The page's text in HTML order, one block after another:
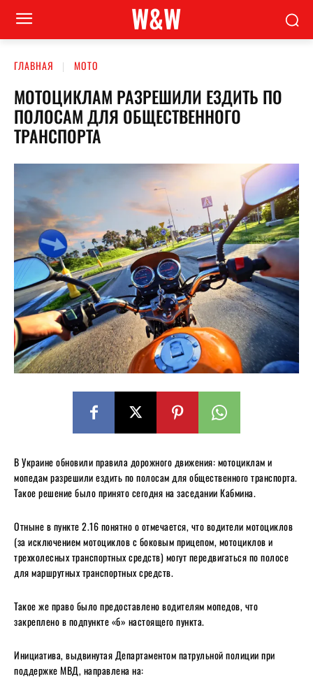
W&W
ГЛАВНАЯ МОТО
МОТОЦИКЛАМ РАЗРЕШИЛИ ЕЗДИТЬ ПО
ПОЛОСАМ ДЛЯ ОБЩЕСТВЕННОГО
ТРАНСПОРТА
В Украине обновили правила дорожного движения: мотоциклам и
мопедам разрешили ездить по полосам для общественного транспорта.
Такое решение было принято сегодня на заседании Кабмина.
Отныне в пункте 2.16 понятно o отмечается, что водители мотоциклов
(за исключением мотоциклов с боковым прицепом, мотоциклов и
трехколесных транспортных средств) могут передвигаться по полосе
для маршрутных транспортных средств.
Такое же право было предоставлено водителям мопедов, что
закреплено в подпункте «б» настоящего пункта.
Инициатива, выдвинутая Департаментом патрульной полиции при
поддержке МВД, направлена на: